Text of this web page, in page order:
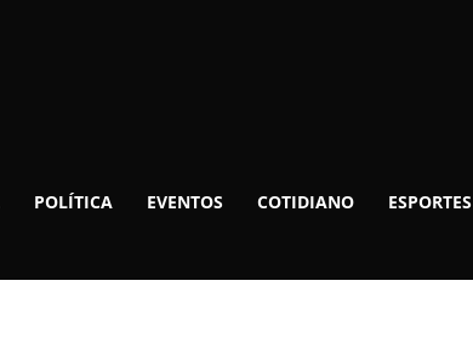
POLÍTICA EVENTOS COTIDIANO ESPORTES